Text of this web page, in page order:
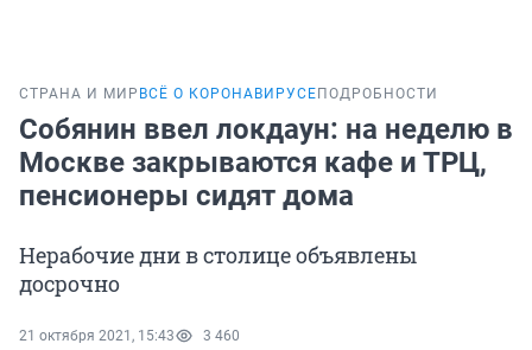
СТРАНА И МИР ВСЁ О КОРОНАВИРУСЕ ПОДРОБНОСТИ
Собянин ввел локдаун: на неделю в
Москве закрываются кафе и ТРЦ,
пенсионеры сидят дома
Нерабочие дни в столице объявлены
досрочно
21 октября 2021, 15:43 3 460